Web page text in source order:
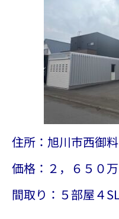
住所：旭川市西御
価格：２，６５０
間取り：５部屋４